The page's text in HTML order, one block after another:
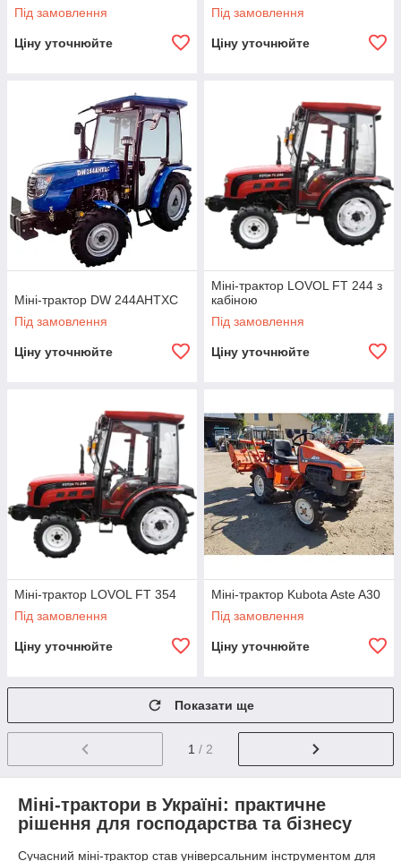
Під замовлення
Ціну уточнюйте
Під замовлення
Ціну уточнюйте
Міні-трактор DW 244АНТХС
Під замовлення
Ціну уточнюйте
Міні-трактор LOVOL FT 244 з
кабіною
Під замовлення
Ціну уточнюйте
Міні-трактор LOVOL FT 354
Під замовлення
Ціну уточнюйте
Міні-трактор Kubota Aste A30
Під замовлення
Ціну уточнюйте
Показати ще
1 / 2
Міні-трактори в Україні: практичне
рішення для господарства та бізнесу
Сучасний міні-трактор став універсальним інструментом для